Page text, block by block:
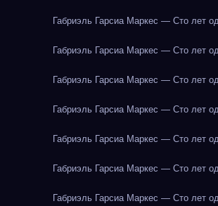
Габриэль Гарсиа Маркес — Сто лет
Габриэль Гарсиа Маркес — Сто лет
Габриэль Гарсиа Маркес — Сто лет
Габриэль Гарсиа Маркес — Сто лет
Габриэль Гарсиа Маркес — Сто лет
Габриэль Гарсиа Маркес — Сто лет
Габриэль Гарсиа Маркес — Сто лет